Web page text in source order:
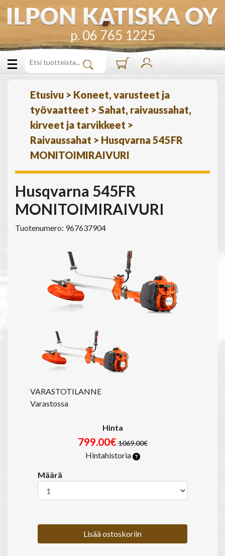
p. 06 765 1225
Etusivu > Koneet, varusteet ja
työvaatteet > Sahat, raivaussahat,
kirveet ja tarvikkeet >
Raivaussahat > Husqvarna 545FR
MONITOIMIRAIVURI
Husqvarna 545FR
MONITOIMIRAIVURI
Tuotenumero: 967637904
VARASTOTILANNE
Varastossa
Hinta
799.00€ 1069.00€
Hintahistoria
Määrä
Lisää ostoskoriin